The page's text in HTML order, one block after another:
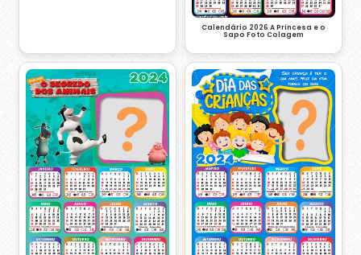
Calendário 2026 A Princesa e o
Sapo Foto Colagem